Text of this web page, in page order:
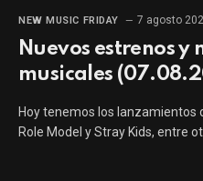
NEW MUSIC FRIDAY 7 agosto
Nuevos estrenos y
musicales
Hoy tenemos los lanzamientos
Role Model y Stray Kids, entre